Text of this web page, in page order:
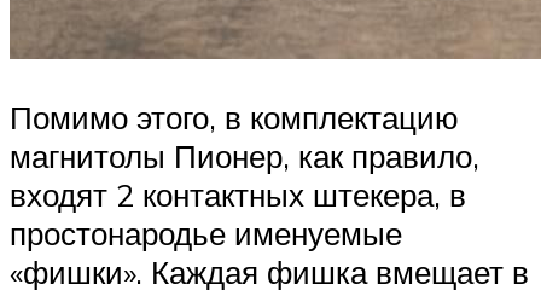
Помимо этого, в комплектацию
магнитолы Пионер, как правило,
входят 2 контактных штекера, в
простонародье именуемые
«фишки». Каждая фишка вмещает в